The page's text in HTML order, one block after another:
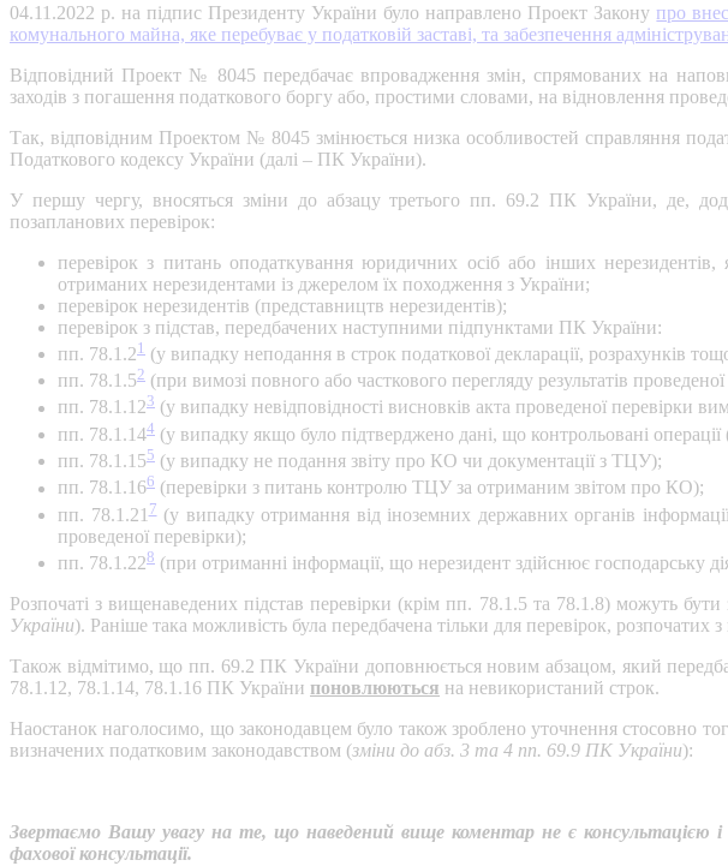
04.11.2022 р. на підпис Президенту України було направлено Проект Закону про
комунального майна, яке перебуває у податковій заставі, та забезпечення
Відповідний Проект № 8045 передбачає впровадження змін, спрямованих на
заходів з погашення податкового боргу або, простими словами, на відновлення
Так, відповідним Проектом № 8045 змінюється низка особливостей справляння
Податкового кодексу України (далі – ПК України).
У першу чергу, вносяться зміни до абзацу третього пп. 69.2 ПК України, де,
позапланових перевірок:
перевірок з питань оподаткування юридичних осіб або інших нерезидентів,
отриманих нерезидентами із джерелом їх походження з України;
перевірок нерезидентів (представництв нерезидентів);
перевірок з підстав, передбачених наступними підпунктами ПК України:
пп. 78.1.21 (у випадку неподання в строк податкової декларації, розрахунків
пп. 78.1.52 (при вимозі повного або часткового перегляду результатів
пп. 78.1.123 (у випадку невідповідності висновків акта проведеної перевірки
пп. 78.1.144 (у випадку якщо було підтверджено дані, що контрольовані
пп. 78.1.155 (у випадку не подання звіту про КО чи документації з ТЦУ);
пп. 78.1.166 (перевірки з питань контролю ТЦУ за отриманим звітом про КО);
пп. 78.1.217(у випадку отримання від іноземних державних органів
проведеної перевірки);
пп. 78.1.228 (при отриманні інформації, що нерезидент здійснює господарську
Розпочаті з вищенаведених підстав перевірки (крім пп. 78.1.5 та 78.1.8) можуть
України). Раніше така можливість була передбачена тільки для перевірок,
Також відмітимо, що пп. 69.2 ПК України доповнюється новим абзацом, який
78.1.12, 78.1.14, 78.1.16 ПК України поновлюються на невикористаний строк.
Наостанок наголосимо, що законодавцем було також зроблено уточнення стосовно
визначених податковим законодавством (зміни до абз. 3 та 4 пп. 69.9 ПК України):
Звертаємо Вашу увагу на те, що наведений вище коментар не є консультацією
фахової консультації.